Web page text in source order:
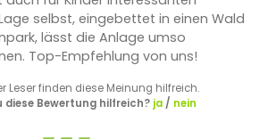
selbst, eingebettet in einen Wald
lässt die Anlage umso
Top-Empfehlung von uns!
Leser finden diese Meinung hilfreich.
diese Bewertung hilfreich? ja/ nein